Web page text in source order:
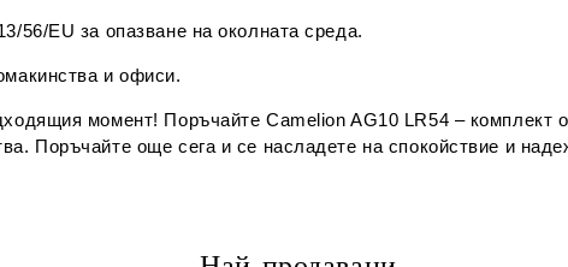
56/EU за опазване на околната среда.
и офиси.
момент! Поръчайте Camelion AG10 LR54 – комплект
Поръчайте още сега и се насладете на спокойствие и